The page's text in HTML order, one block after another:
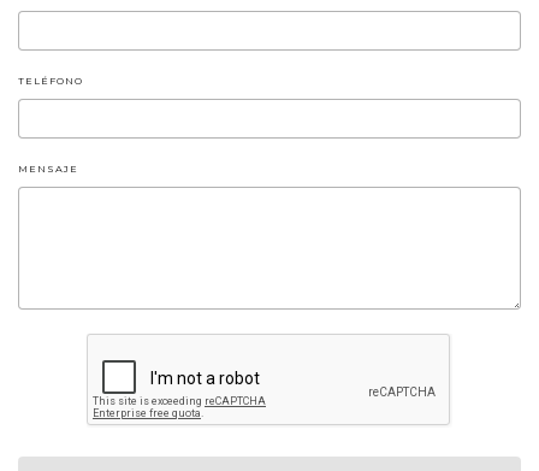
TELÉFONO
MENSAJE